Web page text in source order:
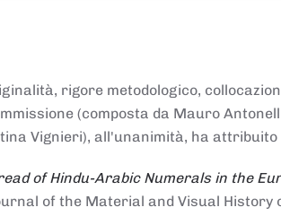
rigore metodologico,
(composta da Mauro
Vignieri), all'unanimità, ha attribuito
of Hindu-Arabic Numerals in the
of the Material and Visual History